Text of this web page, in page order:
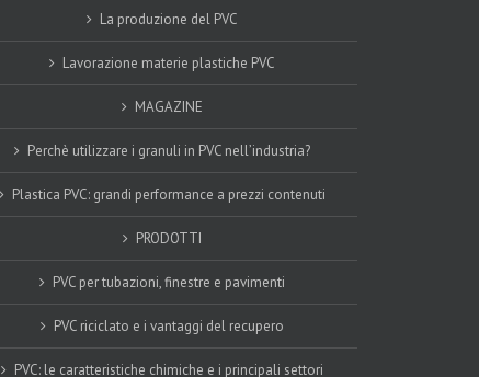
La produzione del PVC
Lavorazione materie plastiche PVC
MAGAZINE
Perchè utilizzare i granuli in PVC nell’industria?
Plastica PVC: grandi performance a prezzi contenuti
PRODOTTI
PVC per tubazioni, finestre e pavimenti
PVC riciclato e i vantaggi del recupero
PVC: le caratteristiche chimiche e i principali settori